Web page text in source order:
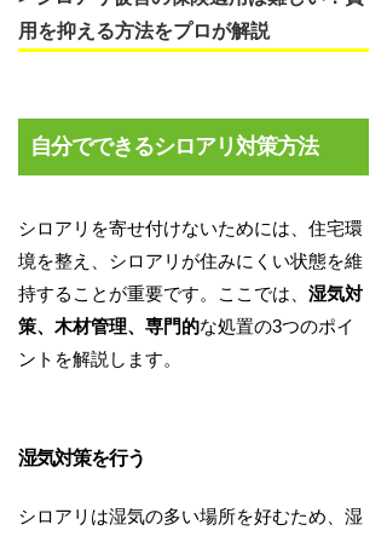
用を抑える方法をプロが解説
自分でできるシロアリ対策方法
シロアリを寄せ付けないためには、住宅環
境を整え、シロアリが住みにくい状態を維
持することが重要です。ここでは、 湿気対
策、木材管理、専門的な処置の3つのポイ
ントを解説します。
湿気対策を行う
シロアリは湿気の多い場所を好むため、湿